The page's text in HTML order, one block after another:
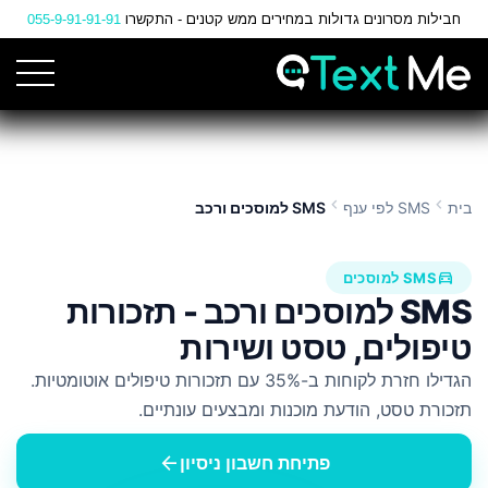
Skip
to
Content
חבילות מסרונים גדולות במחירים ממש קטנים - התקשרו 055-9-91-91-91
בית chevron_left SMS לפי ענף chevron_left SMS למוסכים ורכב
directions_carSMS למוסכים
SMS למוסכים ורכב - תזכורות
טיפולים, טסט ושירות
הגדילו חזרת לקוחות ב-35% עם תזכורות טיפולים אוטומטיות.
תזכורת טסט, הודעת מוכנות ומבצעים עונתיים.
פתיחת חשבון ניסיון arrow_back